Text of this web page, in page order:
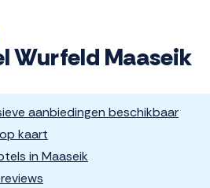
Wurfeld Maaseik
aanbiedingen beschikbaar
kaart
in Maaseik